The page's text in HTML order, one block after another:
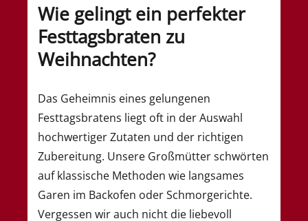
Wie gelingt ein perfekter
Festtagsbraten zu
Weihnachten?
Das Geheimnis eines gelungenen
Festtagsbratens liegt oft in der Auswahl
hochwertiger Zutaten und der richtigen
Zubereitung. Unsere Großmütter schwörten
auf klassische Methoden wie langsames
Garen im Backofen oder Schmorgerichte.
Vergessen wir auch nicht die liebevoll